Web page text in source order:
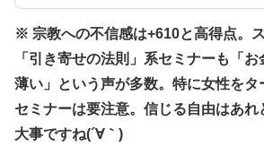
※ 宗教への不信感は+610と高得点。
「引き寄せの法則」系セミナーも「
薄い」という声が多数。特に女性をタ
セミナーは要注意。信じる自由はあれ
大事ですね(´∀｀)